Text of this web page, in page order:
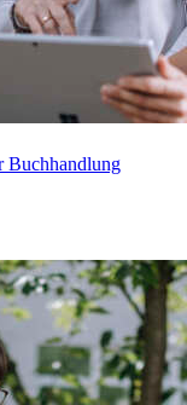
Buchhandlung